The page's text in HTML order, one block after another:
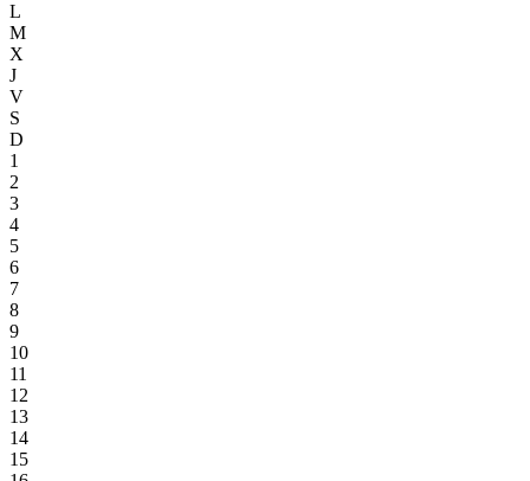
L
M
X
J
V
S
D
1
2
3
4
5
6
7
8
9
10
11
12
13
14
15